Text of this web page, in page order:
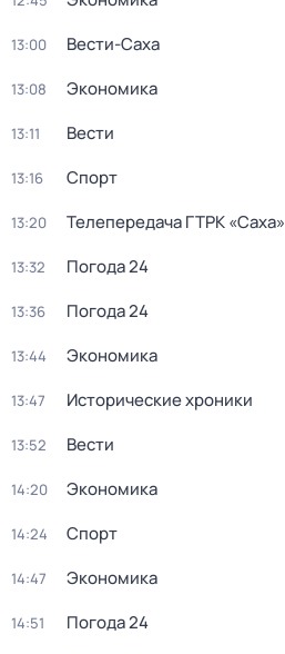
13:00 Вести-Саха
13:08 Экономика
13:11 Вести
13:16 Спорт
13:20 Телепередача ГТРК «Саха»
13:32 Погода 24
13:36 Погода 24
13:44 Экономика
13:47 Исторические хроники
13:52 Вести
14:20 Экономика
14:24 Спорт
14:47 Экономика
14:51 Погода 24